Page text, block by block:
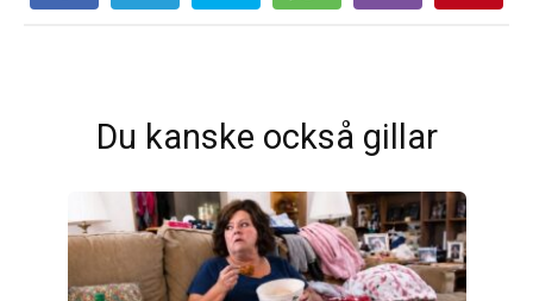
Du kanske också gillar